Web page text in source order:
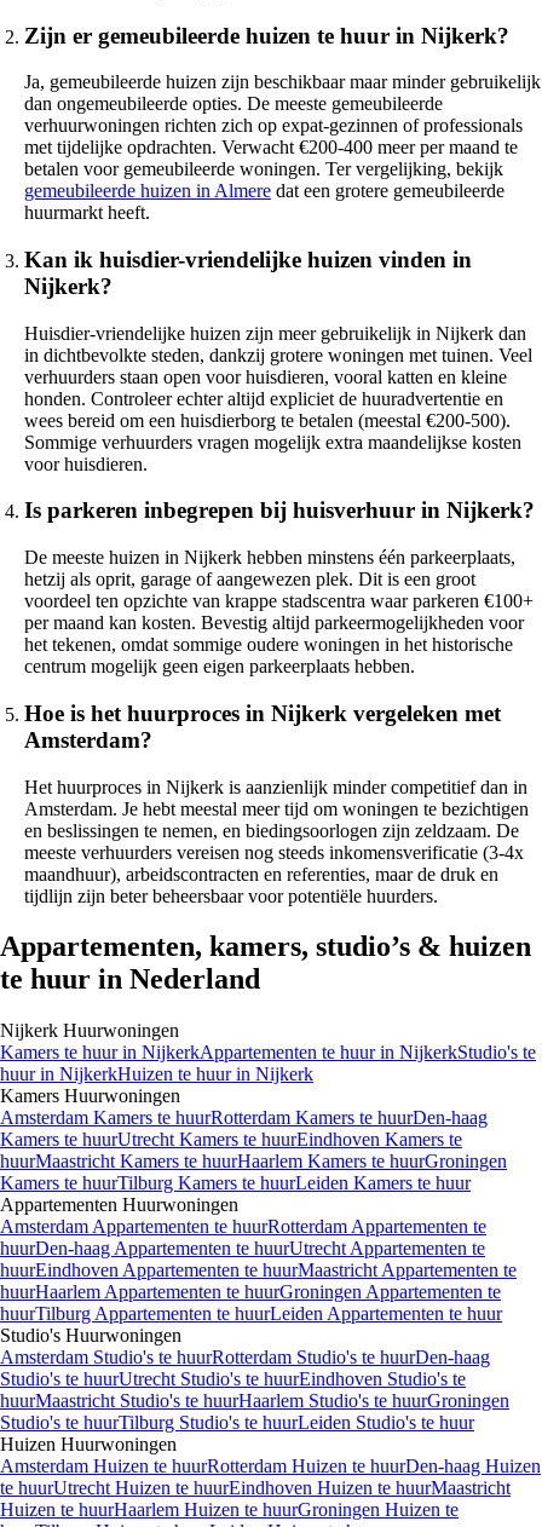
Zijn er gemeubileerde huizen te huur in Nijkerk?
Ja, gemeubileerde huizen zijn beschikbaar maar minder gebruikelijk
dan ongemeubileerde opties. De meeste gemeubileerde
verhuurwoningen richten zich op expat-gezinnen of professionals
met tijdelijke opdrachten. Verwacht €200-400 meer per maand te
betalen voor gemeubileerde woningen. Ter vergelijking, bekijk
gemeubileerde huizen in Almere dat een grotere gemeubileerde
huurmarkt heeft.
Kan ik huisdier-vriendelijke huizen vinden in
Nijkerk?
Huisdier-vriendelijke huizen zijn meer gebruikelijk in Nijkerk dan
in dichtbevolkte steden, dankzij grotere woningen met tuinen. Veel
verhuurders staan open voor huisdieren, vooral katten en kleine
honden. Controleer echter altijd expliciet de huuradvertentie en
wees bereid om een huisdierborg te betalen (meestal €200-500).
Sommige verhuurders vragen mogelijk extra maandelijkse kosten
voor huisdieren.
Is parkeren inbegrepen bij huisverhuur in Nijkerk?
De meeste huizen in Nijkerk hebben minstens één parkeerplaats,
hetzij als oprit, garage of aangewezen plek. Dit is een groot
voordeel ten opzichte van krappe stadscentra waar parkeren €100+
per maand kan kosten. Bevestig altijd parkeermogelijkheden voor
het tekenen, omdat sommige oudere woningen in het historische
centrum mogelijk geen eigen parkeerplaats hebben.
Hoe is het huurproces in Nijkerk vergeleken met
Amsterdam?
Het huurproces in Nijkerk is aanzienlijk minder competitief dan in
Amsterdam. Je hebt meestal meer tijd om woningen te bezichtigen
en beslissingen te nemen, en biedingsoorlogen zijn zeldzaam. De
meeste verhuurders vereisen nog steeds inkomensverificatie (3-4x
maandhuur), arbeidscontracten en referenties, maar de druk en
tijdlijn zijn beter beheersbaar voor potentiële huurders.
Appartementen, kamers, studio’s & huizen
te huur in Nederland
Nijkerk Huurwoningen
Kamers te huur in NijkerkAppartementen te huur in NijkerkStudio's te
huur in NijkerkHuizen te huur in Nijkerk
Kamers Huurwoningen
Amsterdam Kamers te huurRotterdam Kamers te huurDen-haag
Kamers te huurUtrecht Kamers te huurEindhoven Kamers te
huurMaastricht Kamers te huurHaarlem Kamers te huurGroningen
Kamers te huurTilburg Kamers te huurLeiden Kamers te huur
Appartementen Huurwoningen
Amsterdam Appartementen te huurRotterdam Appartementen te
huurDen-haag Appartementen te huurUtrecht Appartementen te
huurEindhoven Appartementen te huurMaastricht Appartementen te
huurHaarlem Appartementen te huurGroningen Appartementen te
huurTilburg Appartementen te huurLeiden Appartementen te huur
Studio's Huurwoningen
Amsterdam Studio's te huurRotterdam Studio's te huurDen-haag
Studio's te huurUtrecht Studio's te huurEindhoven Studio's te
huurMaastricht Studio's te huurHaarlem Studio's te huurGroningen
Studio's te huurTilburg Studio's te huurLeiden Studio's te huur
Huizen Huurwoningen
Amsterdam Huizen te huurRotterdam Huizen te huurDen-haag Huizen
te huurUtrecht Huizen te huurEindhoven Huizen te huurMaastricht
Huizen te huurHaarlem Huizen te huurGroningen Huizen te